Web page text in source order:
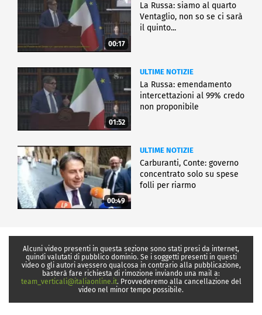
00:17
La Russa: siamo al quarto
Ventaglio, non so se ci sarà
il quinto...
01:52
ULTIME NOTIZIE
La Russa: emendamento
intercettazioni al 99% credo
non proponibile
00:49
ULTIME NOTIZIE
Carburanti, Conte: governo
concentrato solo su spese
folli per riarmo
Alcuni video presenti in questa sezione sono stati presi da internet,
quindi valutati di pubblico dominio. Se i soggetti presenti in questi
video o gli autori avessero qualcosa in contrario alla pubblicazione,
basterà fare richiesta di rimozione inviando una mail a:
team_verticali@italiaonline.it. Provvederemo alla cancellazione del
video nel minor tempo possibile.